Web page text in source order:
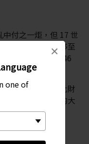
one of
×
付之一炬，但 17 世
的許多建築也遷移至
的重建工程於 1646
堂，以及重要文化財
門（兩側有佛像的大